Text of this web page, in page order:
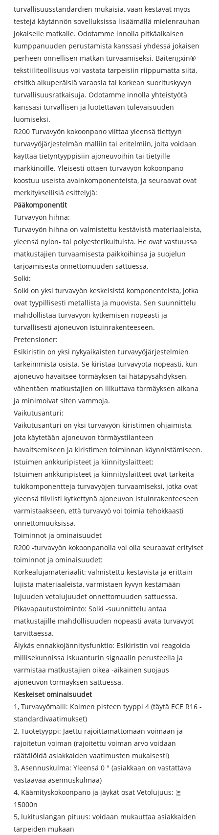
turvallisuusstandardien mukaisia, vaan kestävät myös
testejä käytännön sovelluksissa lisäämällä mielenrauhan
jokaiselle matkalle. Odotamme innolla pitkäaikaisen
kumppanuuden perustamista kanssasi yhdessä jokaisen
perheen onnellisen matkan turvaamiseksi. Baitengxin®-
tekstiiliteollisuus voi vastata tarpeisiin riippumatta siitä,
etsitkö alkuperäisiä varaosia tai korkean suorituskyvyn
turvallisuusratkaisuja. Odotamme innolla yhteistyötä
kanssasi turvallisen ja luotettavan tulevaisuuden
luomiseksi.
R200 Turvavyön kokoonpano viittaa yleensä tiettyyn
turvavyöjärjestelmän malliin tai eritelmiin, joita voidaan
käyttää tietyntyyppisiin ajoneuvoihin tai tietyille
markkinoille. Yleisesti ottaen turvavyön kokoonpano
koostuu useista avainkomponenteista, ja seuraavat ovat
merkityksellisiä esittelyjä:
Pääkomponentit
Turvavyön hihna:
Turvavyön hihna on valmistettu kestävistä materiaaleista,
yleensä nylon- tai polyesterikuituista. He ovat vastuussa
matkustajien turvaamisesta paikkoihinsa ja suojelun
tarjoamisesta onnettomuuden sattuessa.
Solki:
Solki on yksi turvavyön keskeisistä komponenteista, jotka
ovat tyypillisesti metallista ja muovista. Sen suunnittelu
mahdollistaa turvavyön kytkemisen nopeasti ja
turvallisesti ajoneuvon istuinrakenteeseen.
Pretensioner:
Esikiristin on yksi nykyaikaisten turvavyöjärjestelmien
tärkeimmistä osista. Se kiristää turvavyötä nopeasti, kun
ajoneuvo havaitsee törmäyksen tai hätäpysähdyksen,
vähentäen matkustajien on liikuttava törmäyksen aikana
ja minimoivat siten vammoja.
Vaikutusanturi:
Vaikutusanturi on yksi turvavyön kiristimen ohjaimista,
jota käytetään ajoneuvon törmäystilanteen
havaitsemiseen ja kiristimen toiminnan käynnistämiseen.
Istuimen ankkuripisteet ja kiinnityslaitteet:
Istuimen ankkuripisteet ja kiinnityslaitteet ovat tärkeitä
tukikomponentteja turvavyöjen turvaamiseksi, jotka ovat
yleensä tiiviisti kytkettynä ajoneuvon istuinrakenteeseen
varmistaakseen, että turvavyö voi toimia tehokkaasti
onnettomuuksissa.
Toiminnot ja ominaisuudet
R200 -turvavyön kokoonpanolla voi olla seuraavat erityiset
toiminnot ja ominaisuudet:
Korkealujamateriaalit: valmistettu kestävistä ja erittäin
lujista materiaaleista, varmistaen kyvyn kestämään
lujuuden vetolujuudet onnettomuuden sattuessa.
Pikavapautustoiminto: Solki -suunnittelu antaa
matkustajille mahdollisuuden nopeasti avata turvavyöt
tarvittaessa.
Älykäs ennakkojännitysfunktio: Esikiristin voi reagoida
millisekunnissa iskuanturin signaalin perusteella ja
varmistaa matkustajien oikea -aikainen suojaus
ajoneuvon törmäyksen sattuessa.
Keskeiset ominaisuudet
1, Turvavyömalli: Kolmen pisteen tyyppi 4 (täytä ECE R16 -
standardivaatimukset)
2, Tuotetyyppi: Jaettu rajoittamattomaan voimaan ja
rajoitetun voiman (rajoitettu voiman arvo voidaan
räätälöidä asiakkaiden vaatimusten mukaisesti)
3, Asennuskulma: Yleensä 0 ° (asiakkaan on vastattava
vastaavaa asennuskulmaa)
4, Käämityskokoonpano ja jäykät osat Vetolujuus: ≧
15000n
5, lukituslangan pituus: voidaan mukauttaa asiakkaiden
tarpeiden mukaan